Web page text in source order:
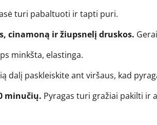
turi pabaltuoti ir tapti puri.
cinamoną ir žiupsnelį druskos.
minkšta, elastinga.
dalį paskleiskite ant viršaus, kad
minučių. Pyragas turi gražiai pakilti ir